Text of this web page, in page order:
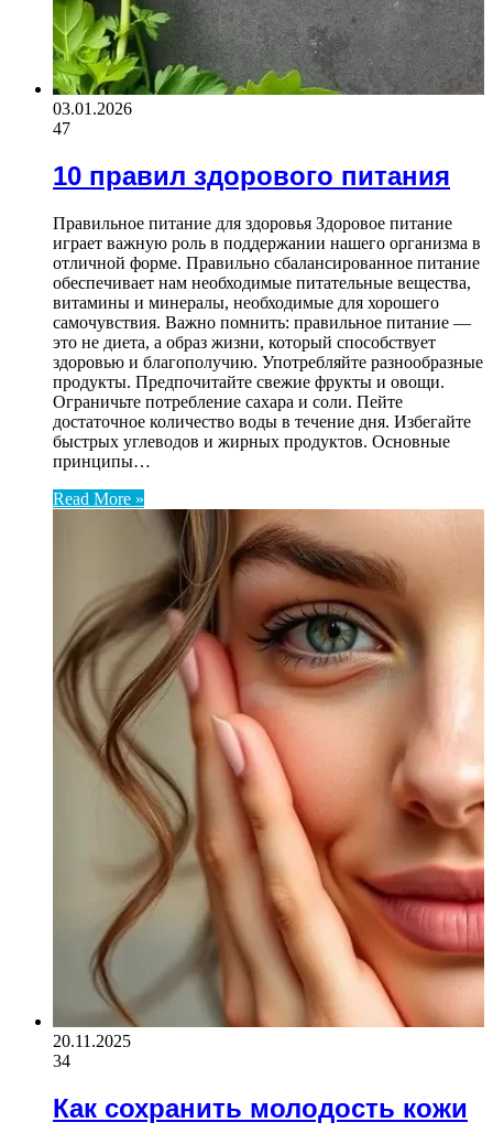
03.01.2026
47
10 правил здорового питания
Правильное питание для здоровья Здоровое питание
играет важную роль в поддержании нашего организма в
отличной форме. Правильно сбалансированное питание
обеспечивает нам необходимые питательные вещества,
витамины и минералы, необходимые для хорошего
самочувствия. Важно помнить: правильное питание —
это не диета, а образ жизни, который способствует
здоровью и благополучию. Употребляйте разнообразные
продукты. Предпочитайте свежие фрукты и овощи.
Ограничьте потребление сахара и соли. Пейте
достаточное количество воды в течение дня. Избегайте
быстрых углеводов и жирных продуктов. Основные
принципы…
Read More »
20.11.2025
34
Как сохранить молодость кожи